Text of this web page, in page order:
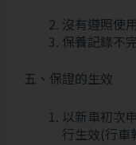
沒有遵照使
保養記錄不
五、保證的生效
以新車初次
行生效(行車